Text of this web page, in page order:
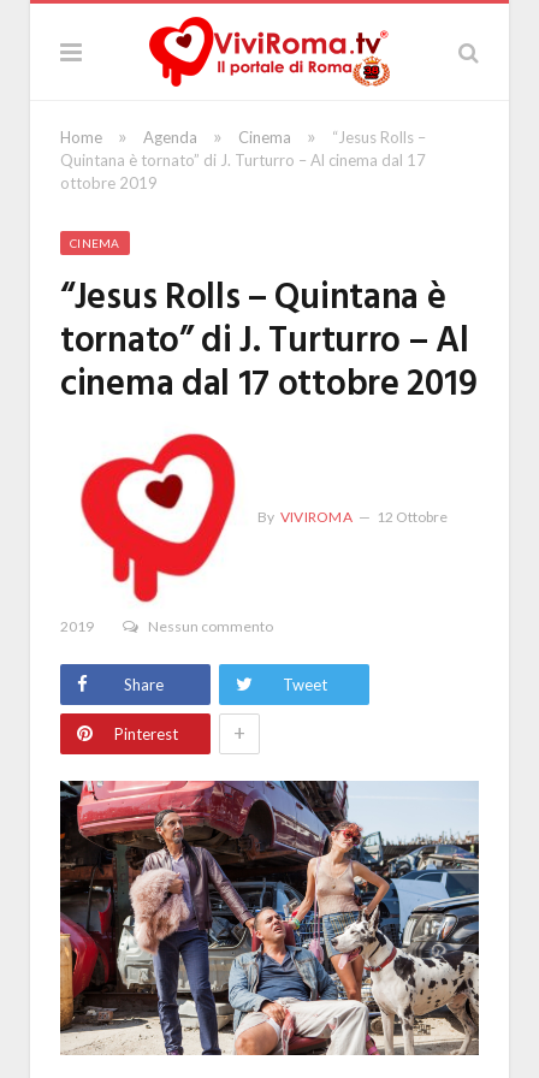
Home » Agenda » Cinema »
“Jesus Rolls –
Quintana è tornato” di J. Turturro – Al cinema dal 17
ottobre 2019
CINEMA
“Jesus Rolls – Quintana è
tornato” di J. Turturro – Al
cinema dal 17 ottobre 2019
By VIVIROMA 12 Ottobre
2019 Nessun commento
Share Tweet
Pinterest +